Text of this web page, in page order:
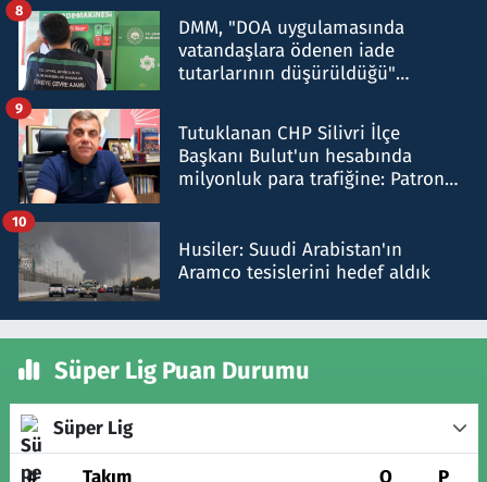
DMM, "DOA uygulamasında
vatandaşlara ödenen iade
tutarlarının düşürüldüğü"
8
Tutuklanan CHP Silivri İlçe
Başkanı Bulut'un hesabında
milyonluk para trafiğine: Patron
9
Husiler: Suudi Arabistan'ın
Aramco tesislerini hedef aldık
10
Süper Lig Puan Durumu
Süper Lig
# Takım O P